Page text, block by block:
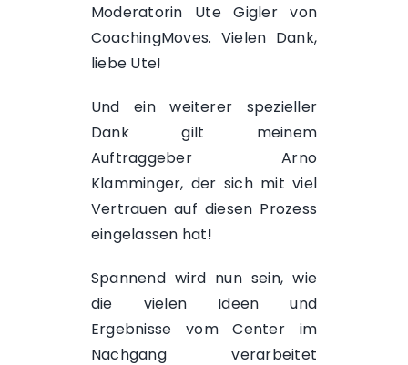
Moderatorin Ute Gigler von
CoachingMoves. Vielen Dank,
liebe Ute!
Und ein weiterer spezieller
Dank gilt meinem
Auftraggeber Arno
Klamminger, der sich mit viel
Vertrauen auf diesen Prozess
eingelassen hat!
Spannend wird nun sein, wie
die vielen Ideen und
Ergebnisse vom Center im
Nachgang verarbeitet